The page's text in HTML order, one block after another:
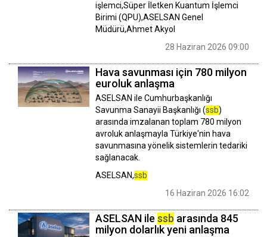
işlemci,Süper İletken Kuantum İşlemci
Birimi (QPU),ASELSAN Genel
Müdürü,Ahmet Akyol
28 Haziran 2026 09:00
Hava savunması için 780 milyon
euroluk anlaşma
ASELSAN ile Cumhurbaşkanlığı
Savunma Sanayii Başkanlığı (ssb)
arasında imzalanan toplam 780 milyon
avroluk anlaşmayla Türkiye'nin hava
savunmasına yönelik sistemlerin tedariki
sağlanacak.
ASELSAN,ssb
16 Haziran 2026 16:02
ASELSAN ile ssb arasında 845
milyon dolarlık yeni anlaşma